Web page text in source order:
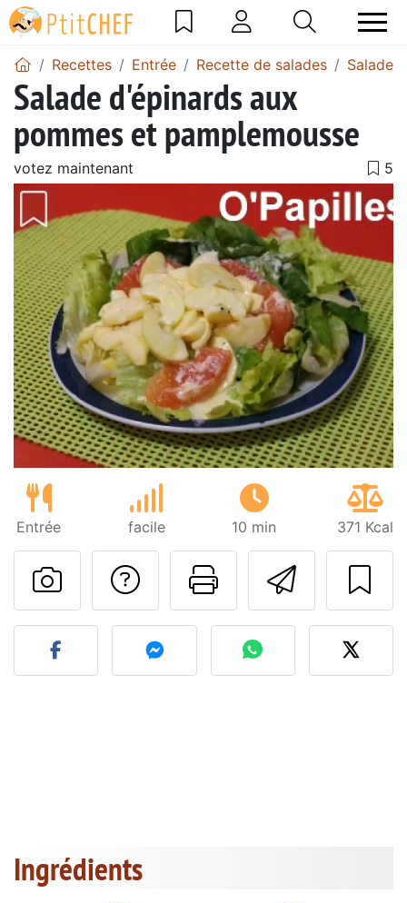
Recettes Entrée Recette de salades Salade
Salade d'épinards aux
pommes et pamplemousse
votez maintenant
Entrée facile 10 min 371 Kcal
Imprimer
Poser une
Publier votre photo de
Ingrédients